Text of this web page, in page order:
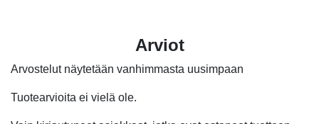
Arviot
Arvostelut näytetään vanhimmasta uusimpaan
Tuotearvioita ei vielä ole.